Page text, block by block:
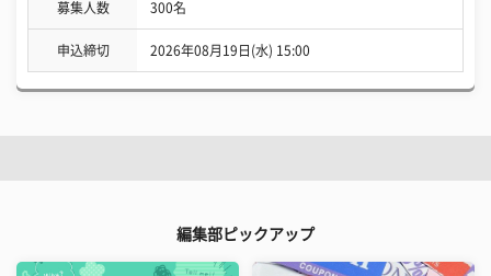
募集人数 300名
申込締切 2026年08月19日(水) 15:00
編集部ピックアップ